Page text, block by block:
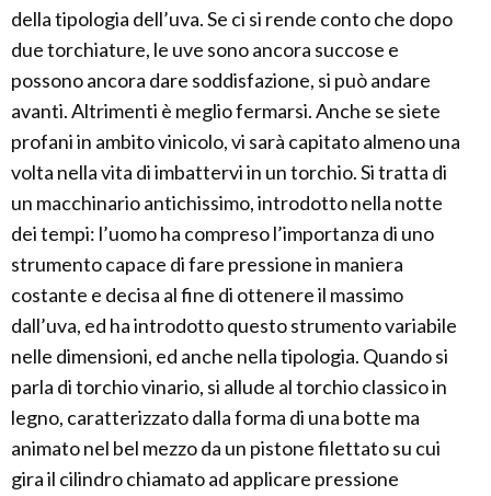
della tipologia dell’uva. Se ci si rende conto che dopo
due torchiature, le uve sono ancora succose e
possono ancora dare soddisfazione, si può andare
avanti. Altrimenti è meglio fermarsi. Anche se siete
profani in ambito vinicolo, vi sarà capitato almeno una
volta nella vita di imbattervi in un torchio. Si tratta di
un macchinario antichissimo, introdotto nella notte
dei tempi: l’uomo ha compreso l’importanza di uno
strumento capace di fare pressione in maniera
costante e decisa al fine di ottenere il massimo
dall’uva, ed ha introdotto questo strumento variabile
nelle dimensioni, ed anche nella tipologia. Quando si
parla di torchio vinario, si allude al torchio classico in
legno, caratterizzato dalla forma di una botte ma
animato nel bel mezzo da un pistone filettato su cui
gira il cilindro chiamato ad applicare pressione